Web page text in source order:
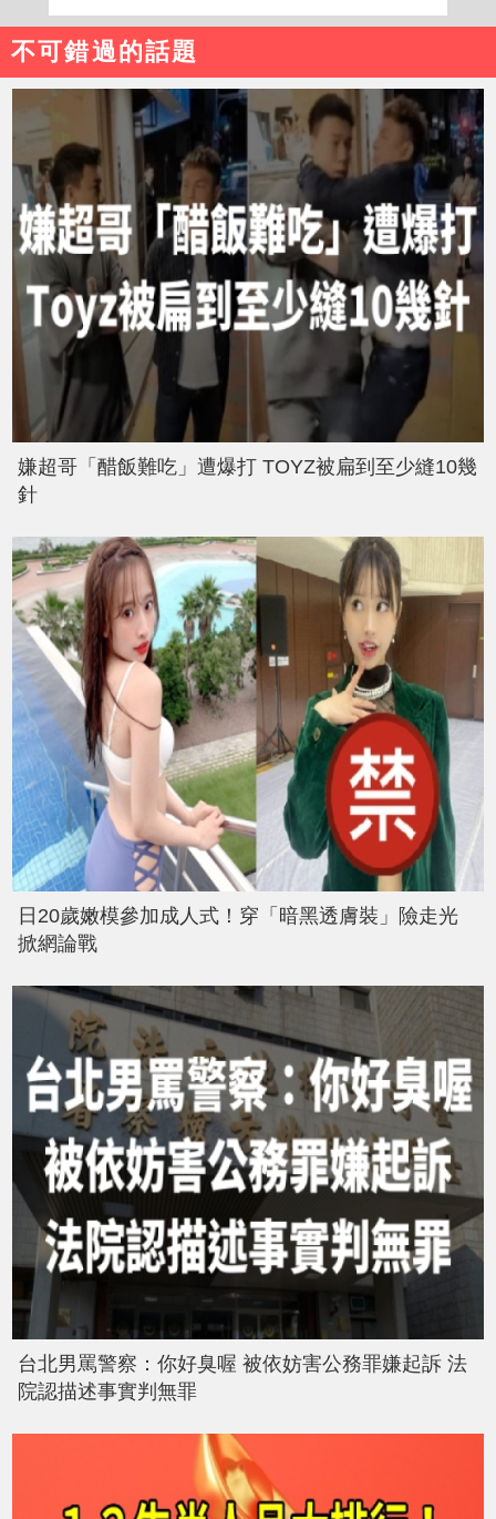
不可錯過的話題
嫌超哥「醋飯難吃」遭爆打 TOYZ被扁到至少縫10幾
針
日20歲嫩模參加成人式！穿「暗黑透膚裝」險走光
掀網論戰
台北男罵警察：你好臭喔 被依妨害公務罪嫌起訴 法
院認描述事實判無罪